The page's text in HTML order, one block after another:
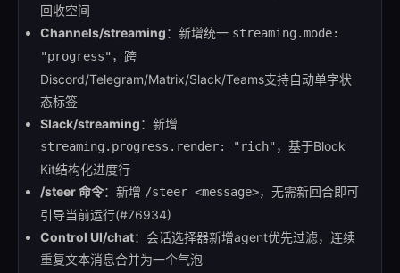
回收空间
Channels/streaming：新增统一 streaming.mode:
"progress" ，跨
Discord/Telegram/Matrix/Slack/Teams支持自动单字状
态标签
Slack/streaming：新增
streaming.progress.render: "rich" ，基于Block
Kit结构化进度行
/steer 命令：新增 /steer <message>，无需新回合即可
引导当前运行(#76934)
Control UI/chat：会话选择器新增agent优先过滤，连续
重复文本消息合并为一个气泡